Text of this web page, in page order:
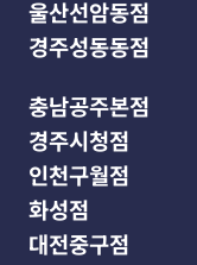
울산선암동점
경주성동동점
충남공주본점
경주시청점
인천구월점
화성점
대전중구점